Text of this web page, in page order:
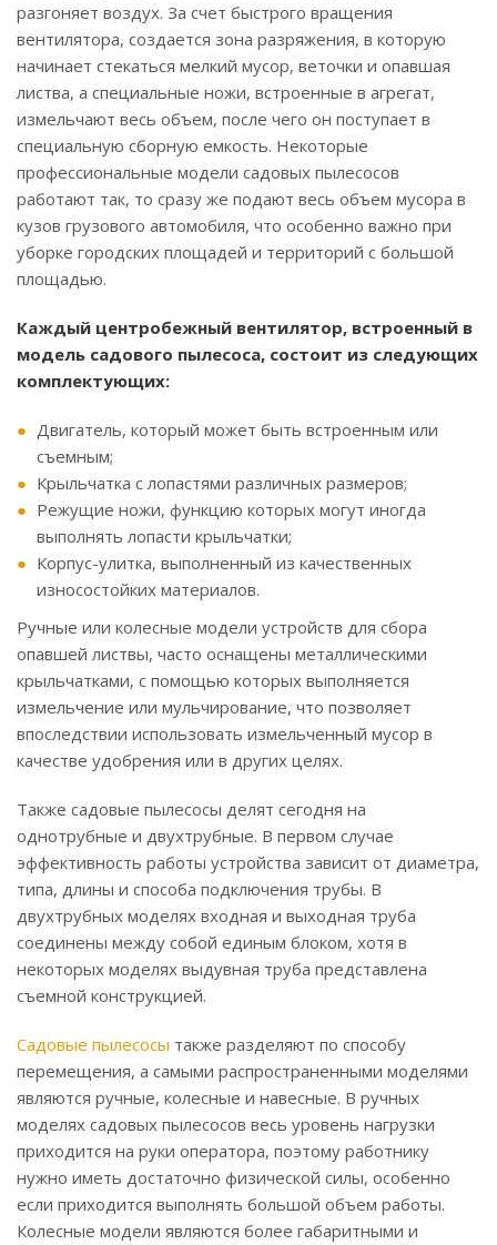
разгоняет воздух. За счет быстрого вращения
вентилятора, создается зона разряжения, в которую
начинает стекаться мелкий мусор, веточки и опавшая
листва, а специальные ножи, встроенные в агрегат,
измельчают весь объем, после чего он поступает в
специальную сборную емкость. Некоторые
профессиональные модели садовых пылесосов
работают так, то сразу же подают весь объем мусора в
кузов грузового автомобиля, что особенно важно при
уборке городских площадей и территорий с большой
площадью.
Каждый центробежный вентилятор, встроенный в
модель садового пылесоса, состоит из следующих
комплектующих:
Двигатель, который может быть встроенным или
съемным;
Крыльчатка с лопастями различных размеров;
Режущие ножи, функцию которых могут иногда
выполнять лопасти крыльчатки;
Корпус-улитка, выполненный из качественных
износостойких материалов.
Ручные или колесные модели устройств для сбора
опавшей листвы, часто оснащены металлическими
крыльчатками, с помощью которых выполняется
измельчение или мульчирование, что позволяет
впоследствии использовать измельченный мусор в
качестве удобрения или в других целях.
Также садовые пылесосы делят сегодня на
однотрубные и двухтрубные. В первом случае
эффективность работы устройства зависит от диаметра,
типа, длины и способа подключения трубы. В
двухтрубных моделях входная и выходная труба
соединены между собой единым блоком, хотя в
некоторых моделях выдувная труба представлена
съемной конструкцией.
Садовые пылесосы также разделяют по способу
перемещения, а самыми распространенными моделями
являются ручные, колесные и навесные. В ручных
моделях садовых пылесосов весь уровень нагрузки
приходится на руки оператора, поэтому работнику
нужно иметь достаточно физической силы, особенно
если приходится выполнять большой объем работы.
Колесные модели являются более габаритными и